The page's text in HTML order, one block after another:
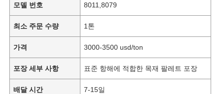
모델 번호 8011,8079
최소 주문 수량 1톤
가격 3000-3500 usd/ton
포장 세부 사항 표준 항해에 적합한 목재 팔레트 포장
배달 시간 7-15일